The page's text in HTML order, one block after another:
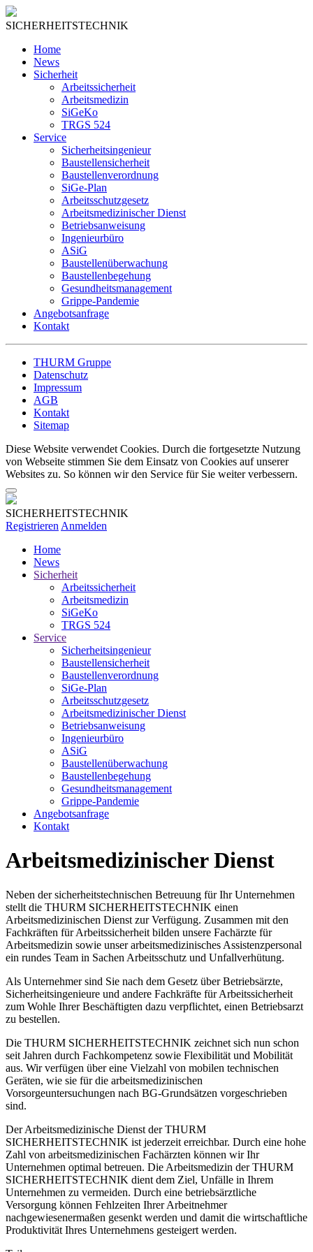
SICHERHEITSTECHNIK
Home
News
Sicherheit
Arbeitssicherheit
Arbeitsmedizin
SiGeKo
TRGS 524
Service
Sicherheitsingenieur
Baustellensicherheit
Baustellenverordnung
SiGe-Plan
Arbeitsschutzgesetz
Arbeitsmedizinischer Dienst
Betriebsanweisung
Ingenieurbüro
ASiG
Baustellenüberwachung
Baustellenbegehung
Gesundheitsmanagement
Grippe-Pandemie
Angebotsanfrage
Kontakt
THURM Gruppe
Datenschutz
Impressum
AGB
Kontakt
Sitemap
Diese Website verwendet Cookies. Durch die fortgesetzte Nutzung
von Webseite stimmen Sie dem Einsatz von Cookies auf unserer
Websites zu. So können wir den Service für Sie weiter verbessern.
SICHERHEITSTECHNIK
Registrieren Anmelden
Home
News
Sicherheit
Arbeitssicherheit
Arbeitsmedizin
SiGeKo
TRGS 524
Service
Sicherheitsingenieur
Baustellensicherheit
Baustellenverordnung
SiGe-Plan
Arbeitsschutzgesetz
Arbeitsmedizinischer Dienst
Betriebsanweisung
Ingenieurbüro
ASiG
Baustellenüberwachung
Baustellenbegehung
Gesundheitsmanagement
Grippe-Pandemie
Angebotsanfrage
Kontakt
Arbeitsmedizinischer Dienst
Neben der sicherheitstechnischen Betreuung für Ihr Unternehmen
stellt die THURM SICHERHEITSTECHNIK einen
Arbeitsmedizinischen Dienst zur Verfügung. Zusammen mit den
Fachkräften für Arbeitssicherheit bilden unsere Fachärzte für
Arbeitsmedizin sowie unser arbeitsmedizinisches Assistenzpersonal
ein rundes Team in Sachen Arbeitsschutz und Unfallverhütung.
Als Unternehmer sind Sie nach dem Gesetz über Betriebsärzte,
Sicherheitsingenieure und andere Fachkräfte für Arbeitssicherheit
zum Wohle Ihrer Beschäftigten dazu verpflichtet, einen Betriebsarzt
zu bestellen.
Die THURM SICHERHEITSTECHNIK zeichnet sich nun schon
seit Jahren durch Fachkompetenz sowie Flexibilität und Mobilität
aus. Wir verfügen über eine Vielzahl von mobilen technischen
Geräten, wie sie für die arbeitsmedizinischen
Vorsorgeuntersuchungen nach BG-Grundsätzen vorgeschrieben
sind.
Der Arbeitsmedizinische Dienst der THURM
SICHERHEITSTECHNIK ist jederzeit erreichbar. Durch eine hohe
Zahl von arbeitsmedizinischen Fachärzten können wir Ihr
Unternehmen optimal betreuen. Die Arbeitsmedizin der THURM
SICHERHEITSTECHNIK dient dem Ziel, Unfälle in Ihrem
Unternehmen zu vermeiden. Durch eine betriebsärztliche
Versorgung können Fehlzeiten Ihrer Arbeitnehmer
nachgewiesenermaßen gesenkt werden und damit die wirtschaftliche
Produktivität Ihres Unternehmens gesteigert werden.